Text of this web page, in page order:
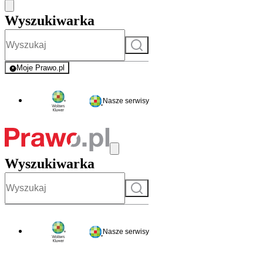
Wyszukiwarka
Szukaj
Moje Prawo.pl
- rejestracja i logowanie do serwisu
Nasze serwisy
Wyszukiwarka
Szukaj
Nasze serwisy